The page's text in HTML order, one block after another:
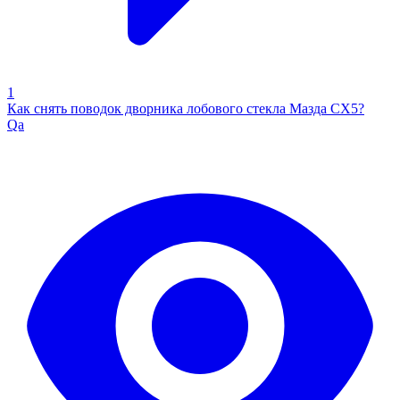
1
Как снять поводок дворника лобового стекла Мазда СХ5?
Qa